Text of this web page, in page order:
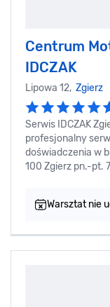
Centrum
IDCZAK
Lipowa 12, Zgierz
Serwis IDCZAK
profesjonalny
doświadczenia w
100 Zgierz pn.-pt.
Warsztat nie